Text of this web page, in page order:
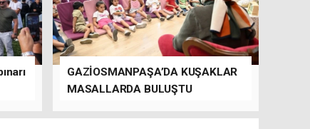
GAZİOSMANPAŞA’DA KUŞAKLAR
MASALLARDA BULUŞTU